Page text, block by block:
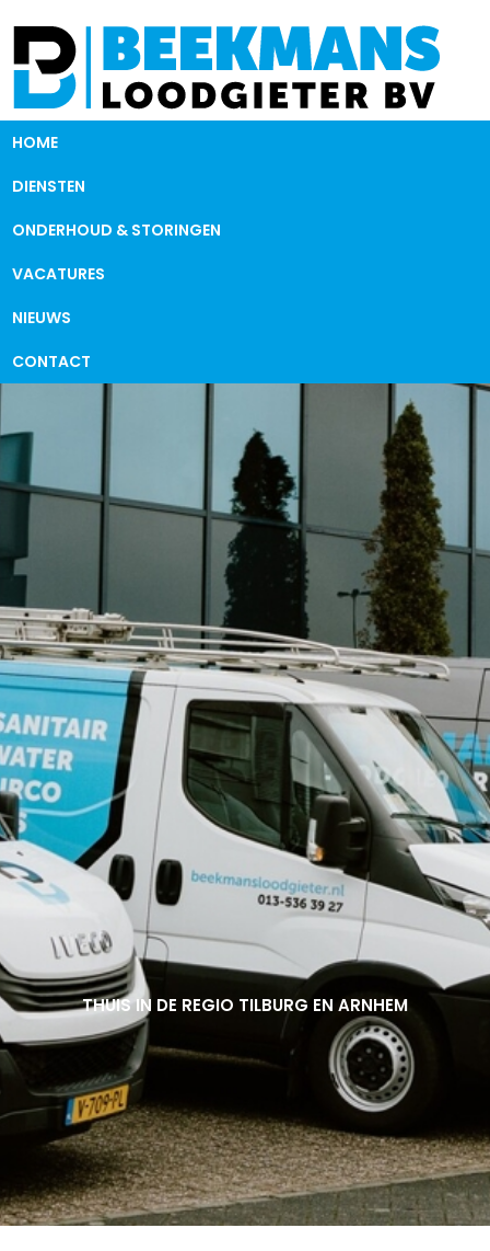
HOME
DIENSTEN
ONDERHOUD & STORINGEN
VACATURES
NIEUWS
CONTACT
THUIS IN DE REGIO TILBURG EN ARNHEM
THUIS IN DE REGIO TILBURG EN ARNHEM
THUIS IN DE REGIO TILBURG EN ARNHEM